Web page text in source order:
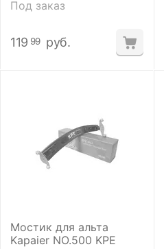
Под заказ
119 99 руб.
Мостик для альта
Kapaier NO.500 KPE